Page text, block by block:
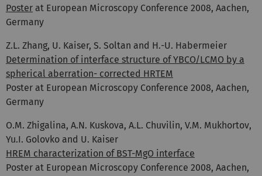
Poster at European Microscopy Conference 2008, Aachen,
Germany
Z.L. Zhang, U. Kaiser, S. Soltan and H.-U. Habermeier
Determination of interface structure of YBCO/LCMO by a
spherical aberration- corrected HRTEM
Poster at European Microscopy Conference 2008, Aachen,
Germany
O.M. Zhigalina, A.N. Kuskova, A.L. Chuvilin, V.M. Mukhortov,
Yu.I. Golovko and U. Kaiser
HREM characterization of BST-MgO interface
Poster at European Microscopy Conference 2008, Aachen,